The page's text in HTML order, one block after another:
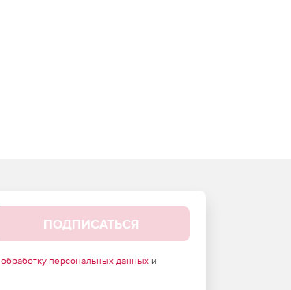
ПОДПИСАТЬСЯ
обработку персональных данныхи